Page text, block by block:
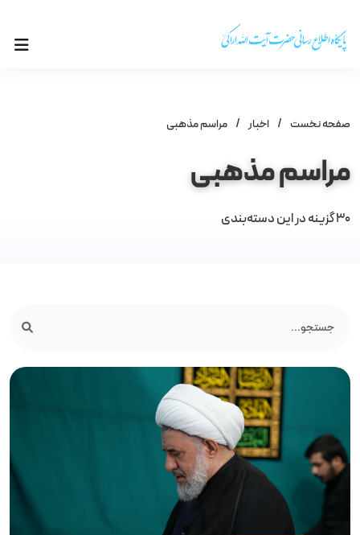
صفحه نخست / اخبار / مراسم مذهبى
مراسم مذهبى
30گزینه در این دسته‌بندی